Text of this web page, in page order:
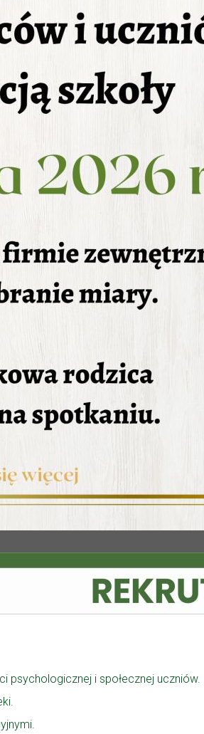
psychologicznej i społecznej uczniów.